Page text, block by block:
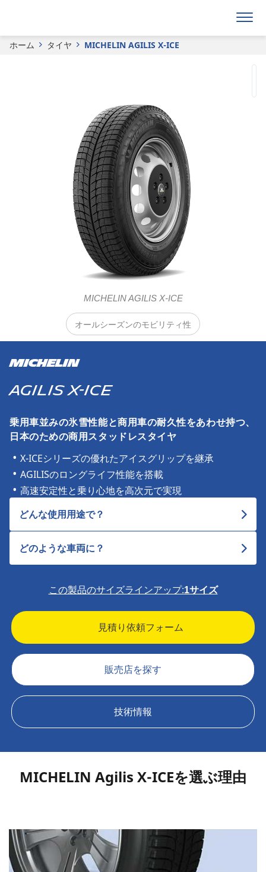
ホーム タイヤ MICHELIN AGILIS X-ICE
MICHELIN AGILIS X-ICE
オールシーズンのモビリティ性
MICHELIN
AGILIS X-ICE
乗用車並みの氷雪性能と商用車の耐久性をあわせ持つ、
日本のための商用スタッドレスタイヤ
X-ICEシリーズの優れたアイスグリップを継承
AGILISのロングライフ性能を搭載
高速安定性と乗り心地を高次元で実現
どんな使用用途で？
どのような車両に？
この製品のサイズラインアップ:1サイズ
見積り依頼フォーム
販売店を探す
技術情報
MICHELIN Agilis X-ICEを選ぶ理由